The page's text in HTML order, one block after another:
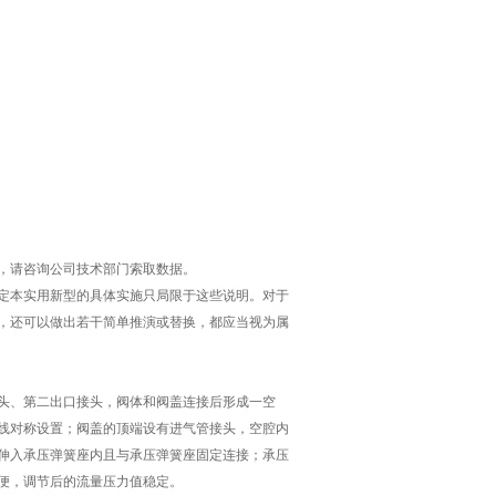
咨询公司技术部门索取数据。
本实用新型的具体实施只局限于这些说明。对于
还可以做出若干简单推演或替换，都应当视为属
、第二出口接头，阀体和阀盖连接后形成一空
对称设置；阀盖的顶端设有进气管接头，空腔内
入承压弹簧座内且与承压弹簧座固定连接；承压
调节后的流量压力值稳定。